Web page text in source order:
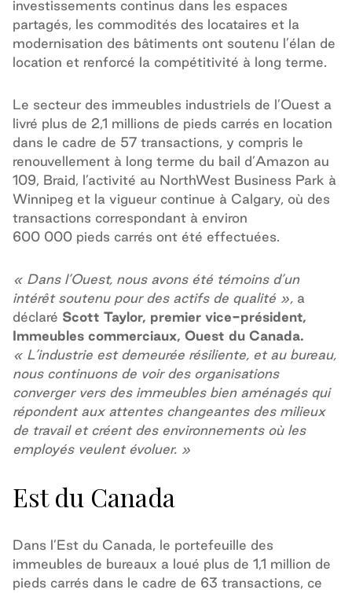
investissements continus dans les espaces
partagés, les commodités des locataires et la
modernisation des bâtiments ont soutenu l’élan de
location et renforcé la compétitivité à long terme.
Le secteur des immeubles industriels de l’Ouest a
livré plus de 2,1 millions de pieds carrés en location
dans le cadre de 57 transactions, y compris le
renouvellement à long terme du bail d’Amazon au
109, Braid, l’activité au NorthWest Business Park à
Winnipeg et la vigueur continue à Calgary, où des
transactions correspondant à environ
600 000 pieds carrés ont été effectuées.
« Dans l’Ouest, nous avons été témoins d’un
intérêt soutenu pour des actifs de qualité », a
déclaré Scott Taylor, premier vice-président,
Immeubles commerciaux, Ouest du Canada.
« L’industrie est demeurée résiliente, et au bureau,
nous continuons de voir des organisations
converger vers des immeubles bien aménagés qui
répondent aux attentes changeantes des milieux
de travail et créent des environnements où les
employés veulent évoluer. »
Est du Canada
Dans l’Est du Canada, le portefeuille des
immeubles de bureaux a loué plus de 1,1 million de
pieds carrés dans le cadre de 63 transactions, ce